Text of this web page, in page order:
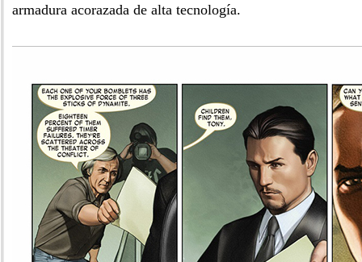
armadura acorazada de alta tecnología.